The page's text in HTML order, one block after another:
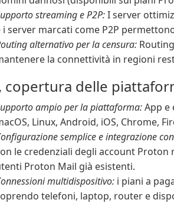
streaming e P2P:I server
i server marcati come P2P
alternativo per la censura:
la connettività in regioni
copertura delle
ampio per la piattaforma:App e
Linux, Android, iOS, Chrome,
semplice e integrazione
le credenziali degli account Proton
Proton Mail già esistenti.
multidispositivo: i piani a
telefoni, laptop, router e